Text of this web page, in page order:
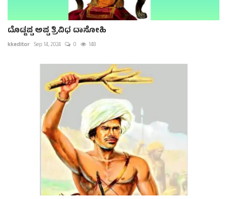
ದೊಡ್ಡಪ್ಪ ಅಪ್ಪ ತ್ರಿವಿಧ ದಾಸೋಹಿ
kkeditor Sep 14, 2024 0 148